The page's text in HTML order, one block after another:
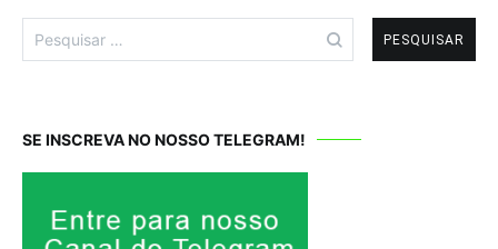
Pesquisar
por:
SE INSCREVA NO NOSSO TELEGRAM!